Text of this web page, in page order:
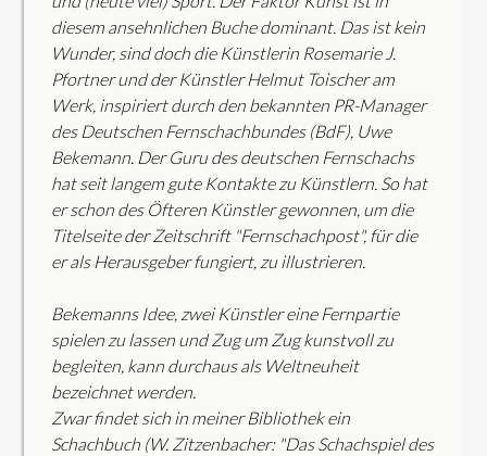
diesem ansehnlichen Buche dominant. Das ist kein
Wunder, sind doch die Künstlerin Rosemarie J.
Pfortner und der Künstler Helmut Toischer am
Werk, inspiriert durch den bekannten PR-Manager
des Deutschen Fernschachbundes (BdF), Uwe
Bekemann. Der Guru des deutschen Fernschachs
hat seit langem gute Kontakte zu Künstlern. So hat
er schon des Öfteren Künstler gewonnen, um die
Titelseite der Zeitschrift "Fernschachpost", für die
er als Herausgeber fungiert, zu illustrieren.
Bekemanns Idee, zwei Künstler eine Fernpartie
spielen zu lassen und Zug um Zug kunstvoll zu
begleiten, kann durchaus als Weltneuheit
bezeichnet werden.
Zwar findet sich in meiner Bibliothek ein
Schachbuch (W. Zitzenbacher: "Das Schachspiel des